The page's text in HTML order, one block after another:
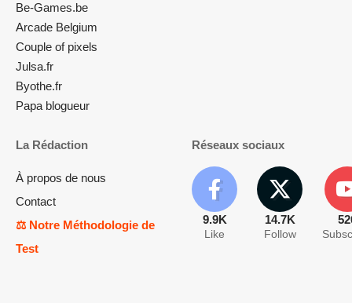
Be-Games.be
Arcade Belgium
Couple of pixels
Julsa.fr
Byothe.fr
Papa blogueur
La Rédaction
À propos de nous
Contact
⚖️ Notre Méthodologie de
Test
Réseaux sociaux
9.9K
Like
14.7K
Follow